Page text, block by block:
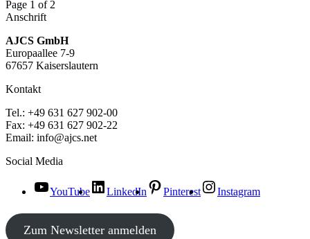
Page 1 of 2
Anschrift
AJCS GmbH
Europaallee 7-9
67657 Kaiserslautern
Kontakt
Tel.: +49 631 627 902-00
Fax: +49 631 627 902-22
Email: info@ajcs.net
Social Media
YouTube LinkedIn Pinterest Instagram
Zum Newsletter anmelden